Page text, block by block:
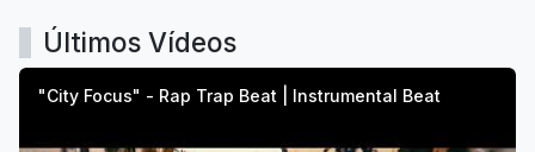
Últimos Vídeos
"City Focus" - Rap Trap Beat | Instrumental Beat